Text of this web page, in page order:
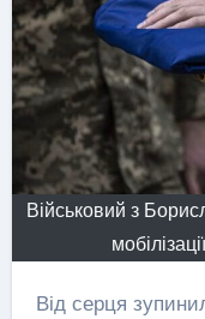
Військовий з
Від серця зупинилося життя